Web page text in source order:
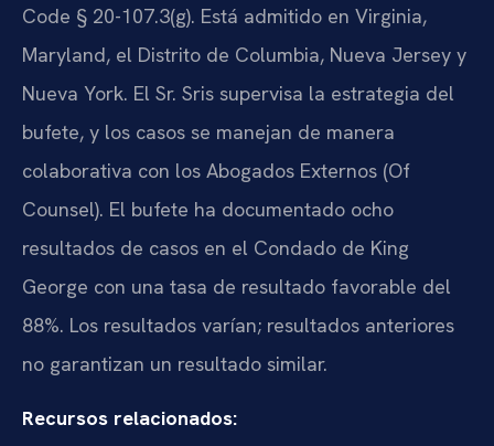
Code § 20-107.3(g). Está admitido en Virginia,
Maryland, el Distrito de Columbia, Nueva Jersey y
Nueva York. El Sr. Sris supervisa la estrategia del
bufete, y los casos se manejan de manera
colaborativa con los Abogados Externos (Of
Counsel). El bufete ha documentado ocho
resultados de casos en el Condado de King
George con una tasa de resultado favorable del
88%. Los resultados varían; resultados anteriores
no garantizan un resultado similar.
Recursos relacionados: